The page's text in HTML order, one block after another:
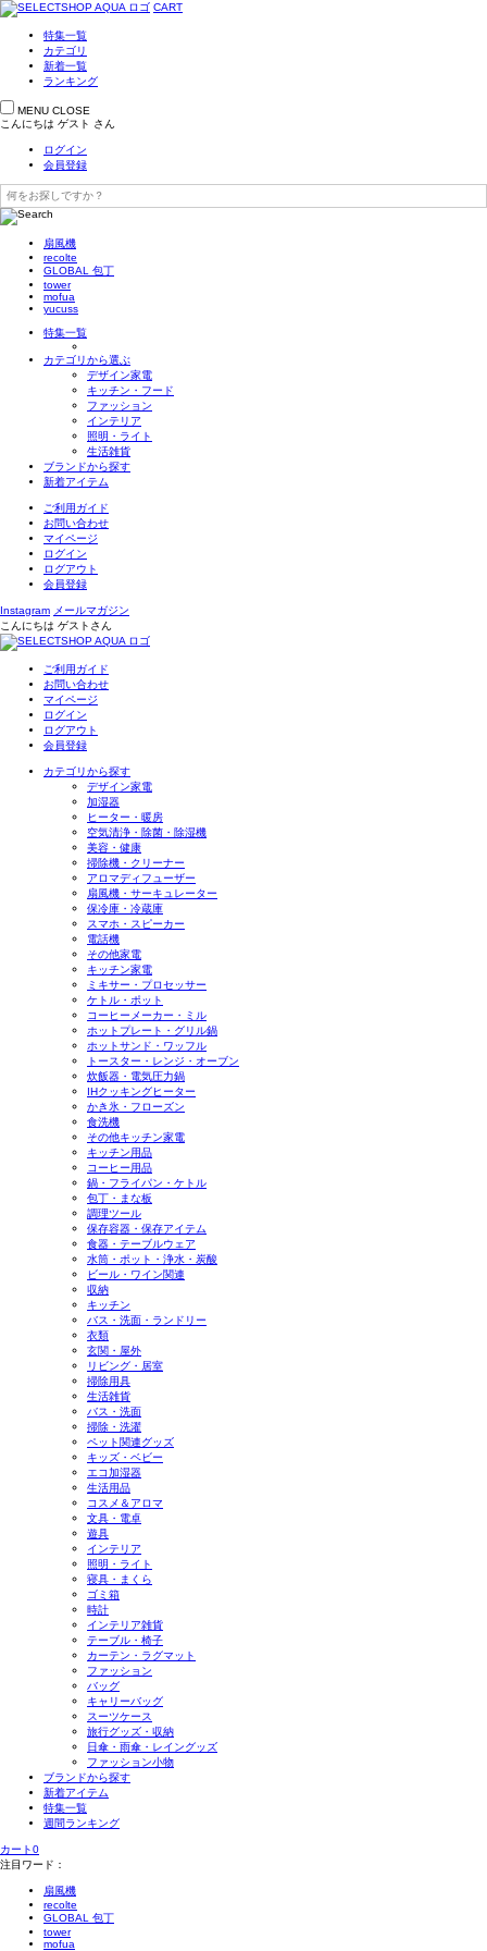
CART
特集一覧
カテゴリ
新着一覧
ランキング
MENU CLOSE
こんにちは ゲスト さん
ログイン
会員登録
扇風機
recolte
GLOBAL 包丁
tower
mofua
yucuss
特集一覧
カテゴリから選ぶ
デザイン家電
キッチン・フード
ファッション
インテリア
照明・ライト
生活雑貨
ブランドから探す
新着アイテム
ご利用ガイド
お問い合わせ
マイページ
ログイン
ログアウト
会員登録
Instagram メールマガジン
こんにちは ゲスト さん
ご利用ガイド
お問い合わせ
マイページ
ログイン
ログアウト
会員登録
カテゴリから探す
デザイン家電
加湿器
ヒーター・暖房
空気清浄・除菌・除湿機
美容・健康
掃除機・クリーナー
アロマディフューザー
扇風機・サーキュレーター
保冷庫・冷蔵庫
スマホ・スピーカー
電話機
その他家電
キッチン家電
ミキサー・プロセッサー
ケトル・ポット
コーヒーメーカー・ミル
ホットプレート・グリル鍋
ホットサンド・ワッフル
トースター・レンジ・オーブン
炊飯器・電気圧力鍋
IHクッキングヒーター
かき氷・フローズン
食洗機
その他キッチン家電
キッチン用品
コーヒー用品
鍋・フライパン・ケトル
包丁・まな板
調理ツール
保存容器・保存アイテム
食器・テーブルウェア
水筒・ポット・浄水・炭酸
ビール・ワイン関連
収納
キッチン
バス・洗面・ランドリー
衣類
玄関・屋外
リビング・居室
掃除用具
生活雑貨
バス・洗面
掃除・洗濯
ペット関連グッズ
キッズ・ベビー
エコ加湿器
生活用品
コスメ＆アロマ
文具・電卓
遊具
インテリア
照明・ライト
寝具・まくら
ゴミ箱
時計
インテリア雑貨
テーブル・椅子
カーテン・ラグマット
ファッション
バッグ
キャリーバッグ
スーツケース
旅行グッズ・収納
日傘・雨傘・レイングッズ
ファッション小物
ブランドから探す
新着アイテム
特集一覧
週間ランキング
カート0
注目ワード：
扇風機
recolte
GLOBAL 包丁
tower
mofua